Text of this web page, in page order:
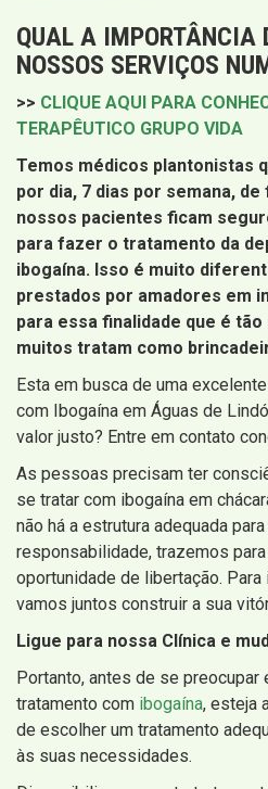
QUAL A IMPORTÂNCIA
NOSSOS SERVIÇOS
>> CLIQUE AQUI PARA
TERAPÊUTICO GRUPO VIDA
Temos médicos plantonistas
por dia, 7 dias por semana,
nossos pacientes ficam
para fazer o tratamento da
ibogaína. Isso é muito
prestados por amadores em
para essa finalidade que é
muitos tratam como
Esta em busca de uma
com Ibogaína em Águas de
valor justo? Entre em contato
As pessoas precisam ter
se tratar com ibogaína em
não há a estrutura adequada
responsabilidade, trazemos
oportunidade de libertação.
vamos juntos construir a sua
Ligue para nossa Clínica e
Portanto, antes de se preocupar
tratamento com ibogaína, esteja
de escolher um tratamento
às suas necessidades.